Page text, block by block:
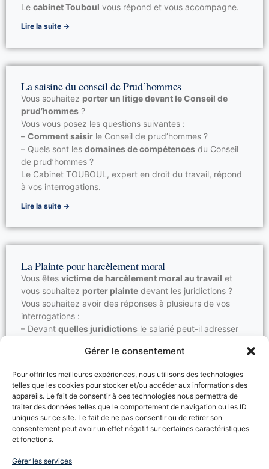
Gérer le consentement
Pour offrir les meilleures expériences, nous utilisons des technologies
telles que les cookies pour stocker et/ou accéder aux informations des
appareils. Le fait de consentir à ces technologies nous permettra de
traiter des données telles que le comportement de navigation ou les ID
uniques sur ce site. Le fait de ne pas consentir ou de retirer son
consentement peut avoir un effet négatif sur certaines caractéristiques
et fonctions.
Gérer les services
Le cabinet Touboul vous répond et vous accompagne.
Lire la suite →
La saisine du conseil de Prud’hommes
Vous souhaitez porter un litige devant le Conseil de
prud’hommes ?
Vous vous posez les questions suivantes :
– Comment saisir le Conseil de prud’hommes ?
– Quels sont les domaines de compétences du Conseil
de prud’hommes ?
Le Cabinet TOUBOUL, expert en droit du travail, répond
à vos interrogations.
Lire la suite →
La Plainte pour harcèlement moral
Vous êtes victime de harcèlement moral au travail et
vous souhaitez porter plainte devant les juridictions ?
Vous souhaitez avoir des réponses à plusieurs de vos
interrogations :
– Devant quelles juridictions le salarié peut-il adresser
licencié pour dénonciation
Le Cabinet TOUBOUL, expert en droit du travail, répond
à vos interrogations.
Lire la suite →